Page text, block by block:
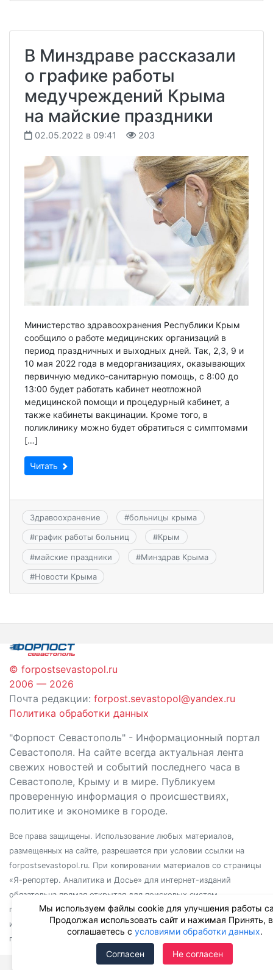
В Минздраве рассказали
о графике работы
медучреждений Крыма
на майские праздники
02.05.2022 в 09:41 203
Министерство здравоохранения Республики Крым
сообщило о работе медицинских организаций в
период праздничных и выходных дней. Так, 2,3, 9 и
10 мая 2022 года в медорганизациях, оказывающих
первичную медико-санитарную помощь, с 8:00 до
13:00 будет работать кабинет неотложной
медицинской помощи и процедурный кабинет, а
также кабинеты вакцинации. Кроме того, в
поликлинику можно будет обратиться с симптомами
[…]
Читать
Здравоохранение #больницы крыма
#график работы больниц #Крым
#майские праздники #Минздрав Крыма
#Новости Крыма
© forpostsevastopol.ru
2006 — 2026
Почта редакции: forpost.sevastopol@yandex.ru
Политика обработки данных
"Форпост Севастополь" - Информационный портал
Севастополя. На сайте всегда актуальная лента
свежих новостей и событий последнего часа в
Севастополе, Крыму и в мире. Публикуем
проверенную информация о происшествиях,
политике и экономике в городе.
Все права защищены. Использование любых материалов,
размещенных на сайте, разрешается при условии ссылки на
forpostsevastopol.ru. При копировании материалов со страницы
«Я-репортер. Аналитика и Досье» для интернет-изданий
обязательна прямая открытая для поисковых систем
гиперссылка. Независимо от полного или частичного
использования материалов, ссылка должна быть размещена в
подзаголовке или первом абзаце материала.
Мы используем файлы cookie для улучшения работы
Продолжая использовать сайт и нажимая Принять,
соглашаетесь с условиями обработки данных.
Согласен Не согласен